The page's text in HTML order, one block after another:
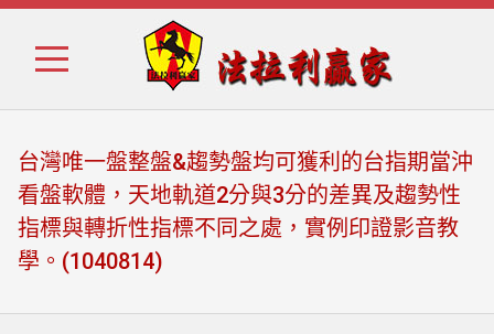
Skip
Skip
台灣唯一盤整盤&趨勢盤均可獲利的台指期當沖
看盤軟體，天地軌道2分與3分的差異及趨勢性
指標與轉折性指標不同之處，實例印證影音教
學。(1040814)